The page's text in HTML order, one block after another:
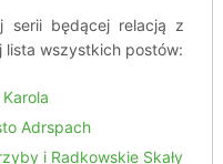
serii będącej relacją z
lista wszystkich postów:
Karola
Adrspach
i Radkowskie Skały